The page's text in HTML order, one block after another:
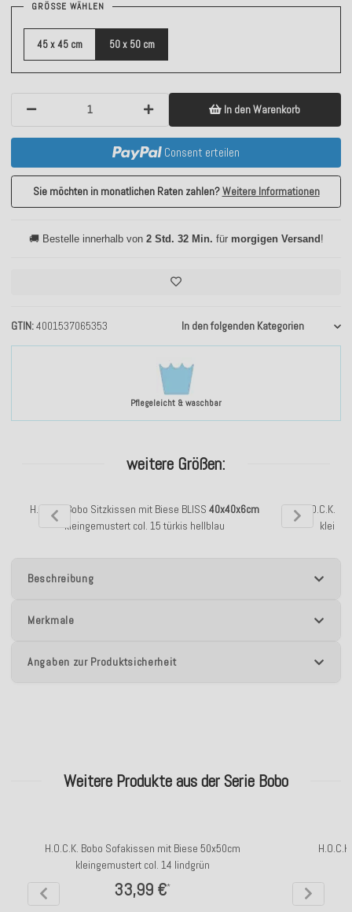
Pflegeleicht & waschbar
GTIN 4001537065353 In den folgenden Kategorien
GRÖSSE WÄHLEN
45 x 45 cm 50 x 50 cm
In den Warenkorb
Consent erteilen
Sie möchten in monatlichen Raten zahlen?Weitere Informationen
🚚 Bestelle innerhalb von 2 Std. 32 Min. für morgigen Versand!
weitere Größen:
H.O.C.K. Bobo Sitzkissen mit Biese BLISS 40x40x6cm
kleingemustert col. 15 türkis hellblau
H.O.C.K.
Beschreibung
Merkmale
Angaben zur Produktsicherheit
Weitere Produkte aus der Serie Bobo
H.O.C.K. Bobo Sofakissen mit Biese 50x50cm
kleingemustert col. 14 lindgrün
33,99 €*